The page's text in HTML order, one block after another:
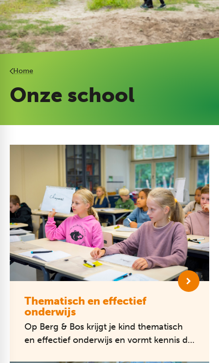
Home
Onze school
Thematisch en effectief
onderwijs
Op Berg & Bos krijgt je kind thematisch
en effectief onderwijs en vormt kennis de